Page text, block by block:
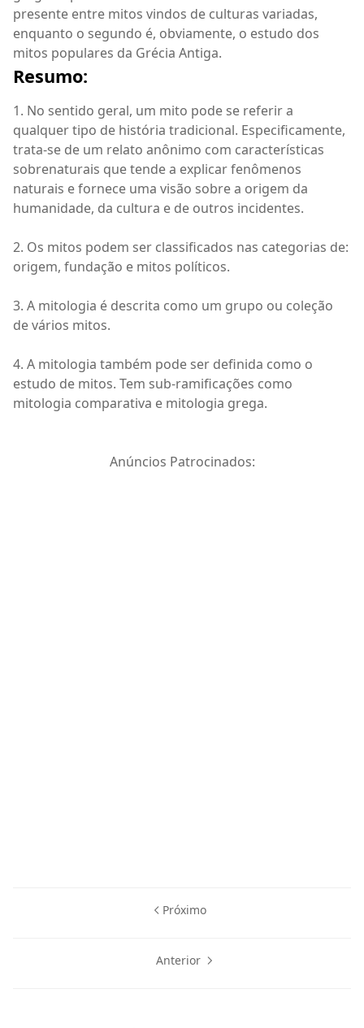
presente entre mitos vindos de culturas variadas,
enquanto o segundo é, obviamente, o estudo dos
mitos populares da Grécia Antiga.
Resumo:
1. No sentido geral, um mito pode se referir a
qualquer tipo de história tradicional. Especificamente,
trata-se de um relato anônimo com características
sobrenaturais que tende a explicar fenômenos
naturais e fornece uma visão sobre a origem da
humanidade, da cultura e de outros incidentes.
2. Os mitos podem ser classificados nas categorias de:
origem, fundação e mitos políticos.
3. A mitologia é descrita como um grupo ou coleção
de vários mitos.
4. A mitologia também pode ser definida como o
estudo de mitos. Tem sub-ramificações como
mitologia comparativa e mitologia grega.
Anúncios Patrocinados:
Próximo
Anterior